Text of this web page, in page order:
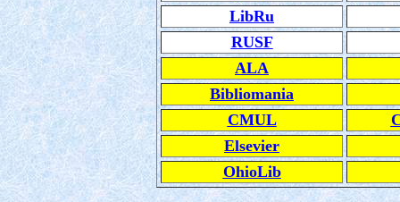
LibRu
RUSF
ALA
Bibliomania
CMUL
Elsevier
OhioLib